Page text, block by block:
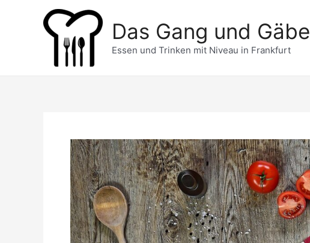
Das Gang und Gäbe
Essen und Trinken mit Niveau in Frankfurt